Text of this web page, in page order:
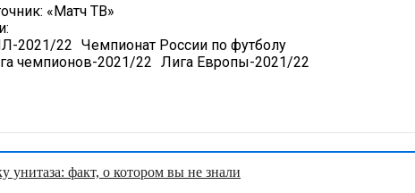
«Матч ТВ»
2021/22 Чемпионат России по футболу
чемпионов-2021/22 Лига Европы-2021/22
унитаза: факт, о котором вы не знали